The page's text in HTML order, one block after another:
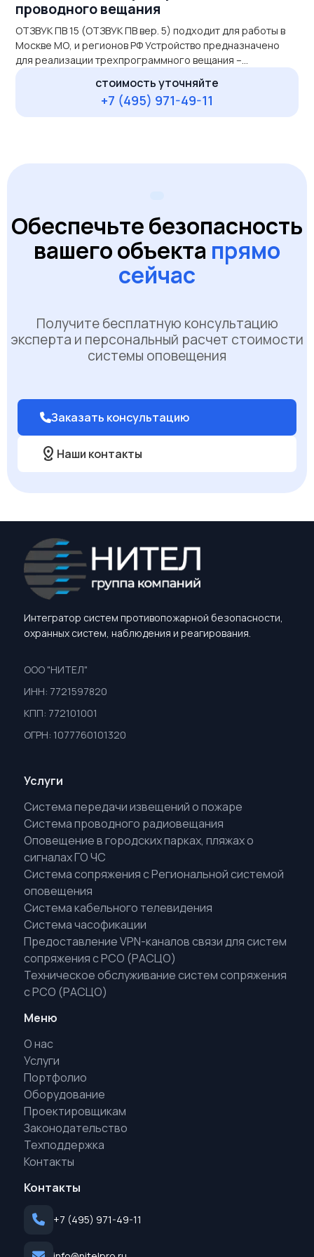
проводного вещания
ОТЗВУК ПВ 15 (ОТЗВУК ПВ вер. 5) подходит для работы в
Москве МО, и регионов РФ Устройство предназначено
для реализации трехпрограммного вещания –
оповещения.Прием вещательного сигнала по сети
интернет и/или с внешней антенны из радиоэфира.
Рассчитано на подключение до 200
радиоточек.Выходной вещательный сигнал 15/30 в. для
трехпрограммного проводного вещания […]
стоимость уточняйте
+7 (495) 971-49-11
Обеспечьте безопасность
вашего объекта прямо
сейчас
Получите бесплатную консультацию
эксперта и персональный расчет стоимости
системы оповещения
Заказать консультацию
distance Наши контакты
Интегратор систем противопожарной безопасности,
охранных систем, наблюдения и реагирования.
ООО "НИТЕЛ"
ИНН: 7721597820
КПП: 772101001
ОГРН: 1077760101320
Услуги
Система передачи извещений о пожаре
Система проводного радиовещания
Оповещение в городских парках, пляжах о
сигналах ГО ЧС
Система сопряжения с Региональной системой
оповещения
Система кабельного телевидения
Система часофикации
Предоставление VPN-каналов связи для систем
сопряжения с РСО (РАСЦО)
Техническое обслуживание систем сопряжения
с РСО (РАСЦО)
Меню
О нас
Услуги
Портфолио
Оборудование
Проектировщикам
Законодательство
Техподдержка
Контакты
Контакты
+7 (495) 971-49-11